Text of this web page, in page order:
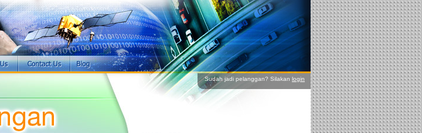
Sudah jadi pelanggan? Silakan login